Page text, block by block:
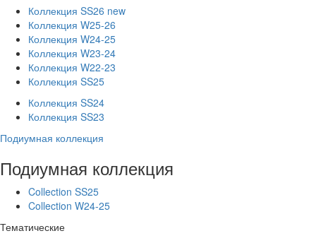
Коллекция SS26 new
Коллекция W25-26
Коллекция W24-25
Коллекция W23-24
Коллекция W22-23
Коллекция SS25
Коллекция SS24
Коллекция SS23
Подиумная коллекция
Подиумная коллекция
Collection SS25
Collection W24-25
Тематические